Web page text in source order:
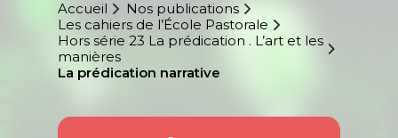
Accueil
Nos publications
Les cahiers de l’École Pastorale
Hors série 23 La prédication . L’art et les
manières
La prédication narrative